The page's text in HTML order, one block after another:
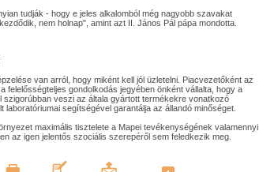
tudják - hogy e jeles alkalomból még nagyobb szavakat
nem holnap", amint azt II. János Pál pápa mondotta.
van arról, hogy miként kell jól üzletelni. Piacvezetőként az
felelősségteljes gondolkodás jegyében önként vállalta, hogy a
szigorúbban veszi az általa gyártott termékekre vonatkozó
laboratóriumai segítségével garantálja az állandó minőséget.
maximális tisztelete a Mapei tevékenységének valamennyi
az igen jelentős szociális szerepéről sem feledkezik meg.